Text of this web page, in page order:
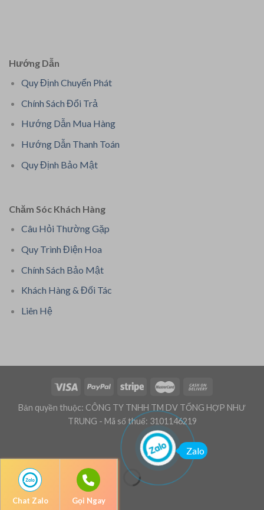
Hướng Dẫn
Quy Định Chuyển Phát
Chính Sách Đổi Trả
Hướng Dẫn Mua Hàng
Hướng Dẫn Thanh Toán
Quy Định Bảo Mật
Chăm Sóc Khách Hàng
Câu Hỏi Thường Gặp
Quy Trình Điện Hoa
Chính Sách Bảo Mật
Khách Hàng & Đối Tác
Liên Hệ
Bản quyền thuộc: CÔNG TY TNHH TM DV TỔNG HỢP NHƯ
TRUNG - Mã số thuế: 3101146219
Zalo
Chat Zalo Gọi Ngay